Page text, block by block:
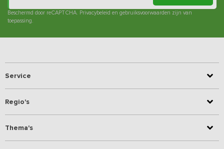
Beschermd door reCAPTCHA. Privacybeleid en gebruiksvoorwaarden zijn van
toepassing.
Service
Regio's
Thema's